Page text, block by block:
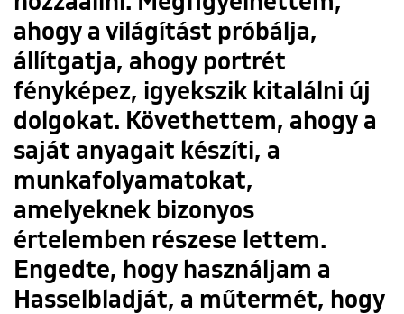
ahogy a világítást próbálja,
állítgatja, ahogy portrét
fényképez, igyekszik kitalálni új
dolgokat. Követhettem, ahogy a
saját anyagait készíti, a
munkafolyamatokat,
amelyeknek bizonyos
értelemben részese lettem.
Engedte, hogy használjam a
Hasselbladját, a műtermét, hogy